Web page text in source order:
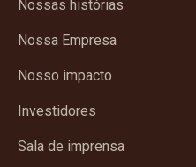
Nossas histórias
Nossa Empresa
Nosso impacto
Investidores
Sala de imprensa